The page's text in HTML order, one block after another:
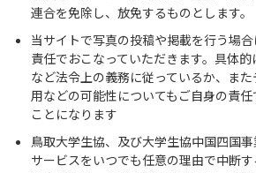
連合を免除し、放免するものとします。
当サイトで写真の投稿や掲載を行う場
責任でおこなっていただきます。具体
など法令上の義務に従っているか、ま
用などの可能性についてもご自身の責任
ことになります
鳥取大学生協、及び大学生協中国四国
サービスをいつでも任意の理由で中断